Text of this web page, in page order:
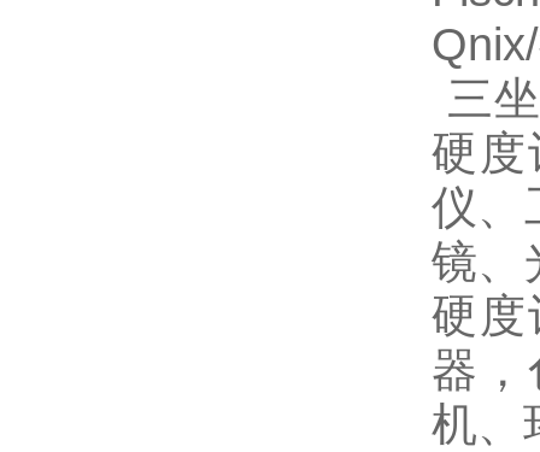
三
硬度
仪、
镜、
硬度
器
机、